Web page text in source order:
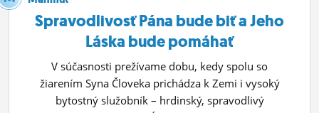
Spravodlivosť Pána bude biť a Jeho
Láska bude pomáhať
V súčasnosti prežívame dobu, kedy spolu so
žiarením Syna Človeka prichádza k Zemi i vysoký
bytostný služobník – hrdinský, spravodlivý